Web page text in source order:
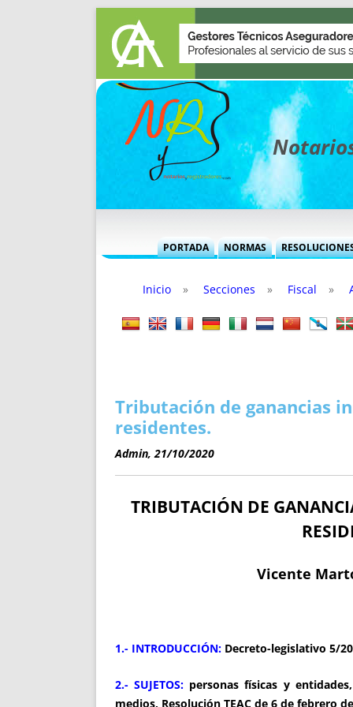
PORTADA NORMAS
INFORMES MENSUALES
TITULARES DESDE 2002
A MANO
VOCES
SUCESIONES
Inicio » Secciones » Fiscal »
Tributación de ganancias
residentes.
Admin, 21/10/2020
TRIBUTACIÓN DE
Vicente
1.- INTRODUCCIÓN: Decreto-legislativo 5/
2.- SUJETOS: personas físicas y
medios, Resolución TEAC de 6 de febrero